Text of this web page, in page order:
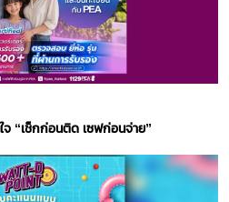
“เช็กก่อนติด เซฟก่อนจ่าย”